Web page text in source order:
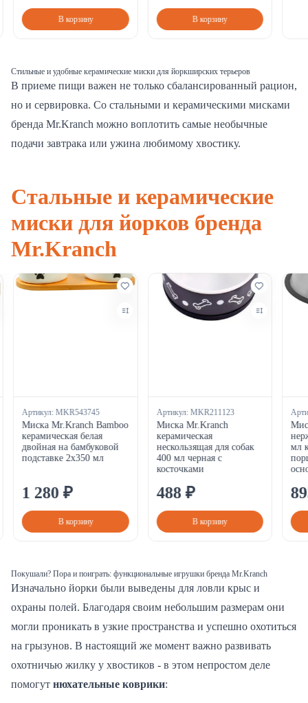
В корзину В корзину
Стильные и удобные керамические миски для йоркширских терьеров
В приеме пищи важен не только сбалансированный рацион,
но и сервировка. Со стальными и керамическими мисками
бренда Mr.Kranch можно воплотить самые необычные
подачи завтрака или ужина любимому хвостику.
Стальные и керамические
миски для йорков бренда
Mr.Kranch
Артикул:MKR543745
Миска Mr.Kranch Bamboo
керамическая белая
двойная на бамбуковой
подставке 2х350 мл
1 280 ₽
В корзину
Артикул:MKR211123
Миска Mr.Kranch
керамическая
нескользящая для собак
400 мл черная с
косточками
488 ₽
В корзину
мл
Покушали? Пора и поиграть: функциональные игрушки бренда Mr.Kranch
Изначально йорки были выведены для ловли крыс и
охраны полей. Благодаря своим небольшим размерам они
могли проникать в узкие пространства и успешно охотиться
на грызунов. В настоящий же момент важно развивать
охотничью жилку у хвостиков - в этом непростом деле
помогут нюхательные коврики: